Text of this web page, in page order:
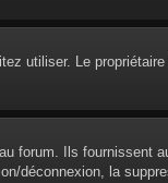
utiliser. Le
forum. Ils fournissent
déconnexion, la